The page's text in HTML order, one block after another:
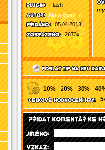
Flash
Abroy.com
05.04.2013
2673x
10% 20% 30%